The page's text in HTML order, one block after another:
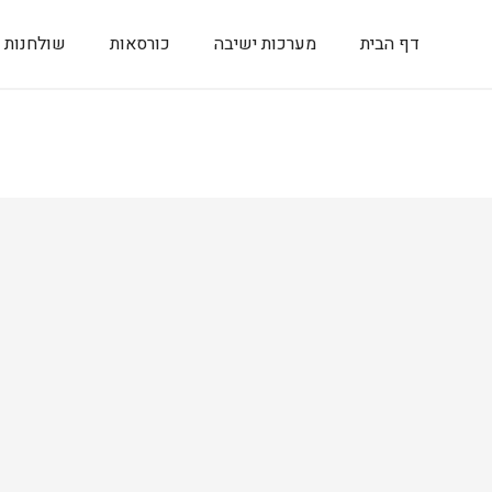
דף הבית מערכות ישיבה כורסאות שולחנות